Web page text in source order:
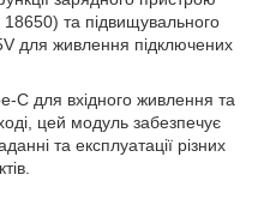
18650) та підвищувального
для живлення підключених
C для вхідного живлення та
цей модуль забезпечує
та експлуатації різних